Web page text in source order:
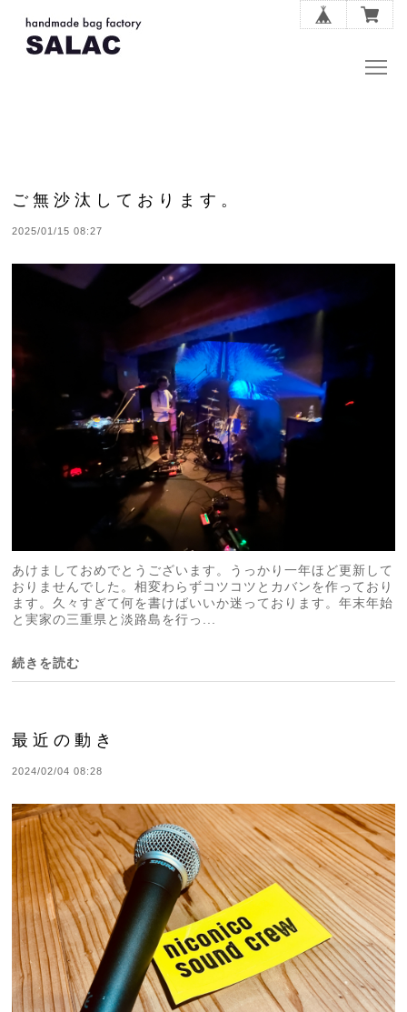
ご無沙汰しております。
2025/01/15 08:27
あけましておめでとうございます。うっかり一年ほど更新して
おりませんでした。相変わらずコツコツとカバンを作っており
ます。久々すぎて何を書けばいいか迷っております。年末年始
と実家の三重県と淡路島を行っ...
続きを読む
最近の動き
2024/02/04 08:28